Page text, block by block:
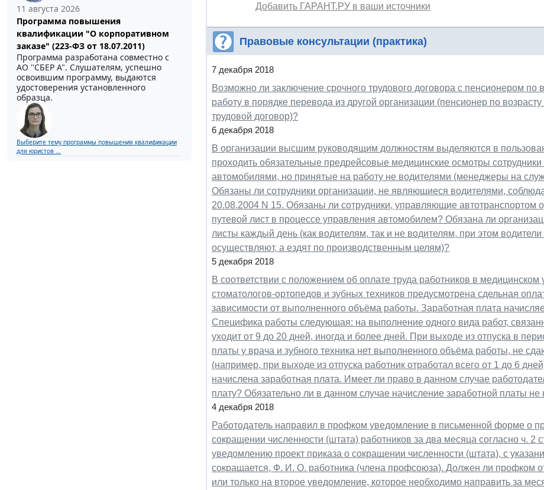
11 августа 2026
Программа повышения
квалификации "О корпоративном
заказе" (223-ФЗ от 18.07.2011)
Программа разработана совместно с
АО ''СБЕР А". Слушателям, успешно
освоившим программу, выдаются
удостоверения установленного
образца.
Выберите тему программы повышения квалификации
для юристов ...
Добавить ГАРАНТ.РУ в ваши источники
Правовые консультации (практика)
7 декабря 2018
Возможно ли заключение срочного трудового договора с пенсионером по
работу в порядке перевода из другой организации (пенсионер по
трудовой договор)?
6 декабря 2018
В организации высшим руководящим должностям выделяются в
проходить обязательные предрейсовые медицинские осмотры
автомобилями, но принятые на работу не водителями (менеджеры на
Обязаны ли сотрудники организации, не являющиеся водителями,
20.08.2004 N 15. Обязаны ли сотрудники, управляющие автотранспортом
путевой лист в процессе управления автомобилем? Обязана ли
листы каждый день (как водителям, так и не водителям, при этом
осуществляют, а ездят по производственным целям)?
5 декабря 2018
В соответствии с положением об оплате труда работников в
стоматологов-ортопедов и зубных техников предусмотрена сдельная
зависимости от выполненного объёма работы. Заработная плата
Специфика работы следующая: на выполнение одного вида работ,
уходит от 9 до 20 дней, иногда и более дней. При выходе из отпуска в
платы у врача и зубного техника нет выполненного объёма работы, не
(например, при выходе из отпуска работник отработал всего от 1 до 6
начислена заработная плата. Имеет ли право в данном случае
плату? Обязательно ли в данном случае начисление заработной платы
4 декабря 2018
Работодатель направил в профком уведомление в письменной форме о
сокращении численности (штата) работников за два месяца согласно ч. 2
уведомлению проект приказа о сокращении численности (штата), с
сокращается, Ф. И. О. работника (члена профсоюза). Должен ли профком
или только на второе уведомление, которое необходимо направить за